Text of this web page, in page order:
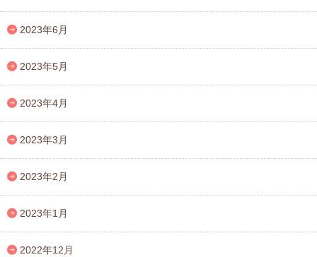
2023年6月
2023年5月
2023年4月
2023年3月
2023年2月
2023年1月
2022年12月